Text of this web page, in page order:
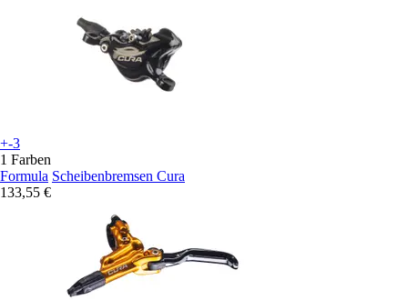
+-3
1 Farben
Formula Scheibenbremsen Cura
133,55 €